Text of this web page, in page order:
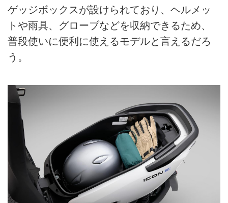
ゲッジボックスが設けられており、ヘルメッ
トや雨具、グローブなどを収納できるため、
普段使いに便利に使えるモデルと言えるだろ
う。